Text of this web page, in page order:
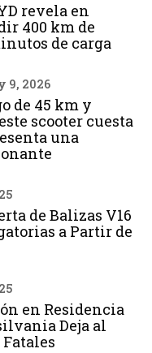
revela en
400 km de
de carga
9, 2026
de 45 km y
scooter cuesta
una
de Balizas V16
a Partir de
en Residencia
Deja al